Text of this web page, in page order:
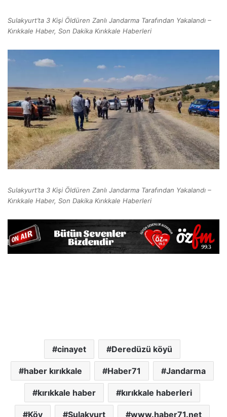
Sulakyurt’ta 3 Kişi Öldüren Zanlı Jandarma Tarafından Yakalandı –
Kırıkkale Haber, Son Dakika Kırıkkale Haberleri
Sulakyurt’ta 3 Kişi Öldüren Zanlı Jandarma Tarafından Yakalandı –
Kırıkkale Haber, Son Dakika Kırıkkale Haberleri
cinayet Deredüzü köyü
haber kırıkkale Haber71 Jandarma
kırıkkale haber kırıkkale haberleri
Köy Sulakyurt www.haber71.net